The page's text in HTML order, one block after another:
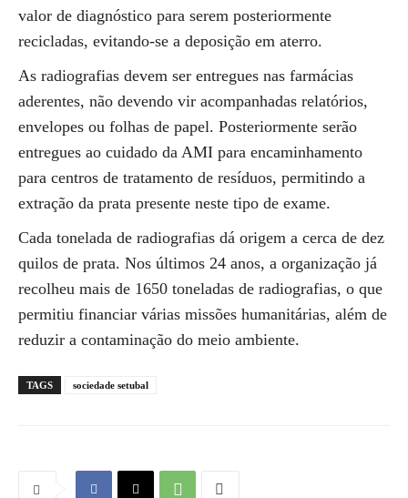
valor de diagnóstico para serem posteriormente
recicladas, evitando-se a deposição em aterro.
As radiografias devem ser entregues nas farmácias
aderentes, não devendo vir acompanhadas relatórios,
envelopes ou folhas de papel. Posteriormente serão
entregues ao cuidado da AMI para encaminhamento
para centros de tratamento de resíduos, permitindo a
extração da prata presente neste tipo de exame.
Cada tonelada de radiografias dá origem a cerca de dez
quilos de prata. Nos últimos 24 anos, a organização já
recolheu mais de 1650 toneladas de radiografias, o que
permitiu financiar várias missões humanitárias, além de
reduzir a contaminação do meio ambiente.
TAGS sociedade setubal